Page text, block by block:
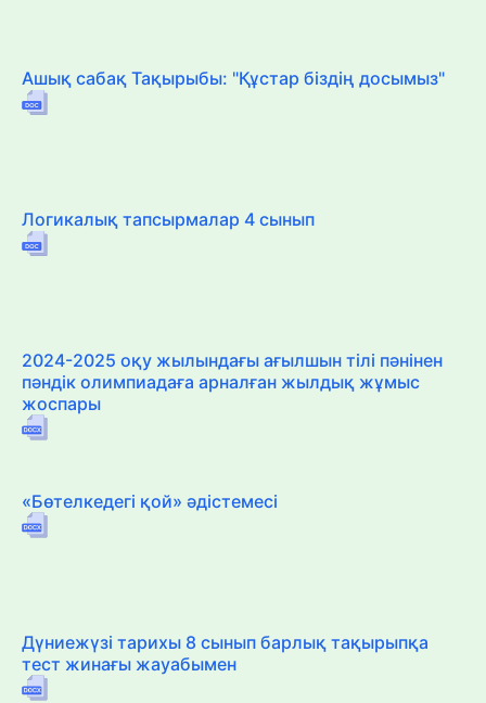
Ашық сабақ Тақырыбы: "Құстар біздің досымыз"
Логикалық тапсырмалар 4 сынып
2024-2025 оқу жылындағы ағылшын тілі пәнінен
пәндік олимпиадаға арналған жылдық жұмыс
жоспары
«Бөтелкедегі қой» әдістемесі
Дүниежүзі тарихы 8 сынып барлық тақырыпқа
тест жинағы жауабымен